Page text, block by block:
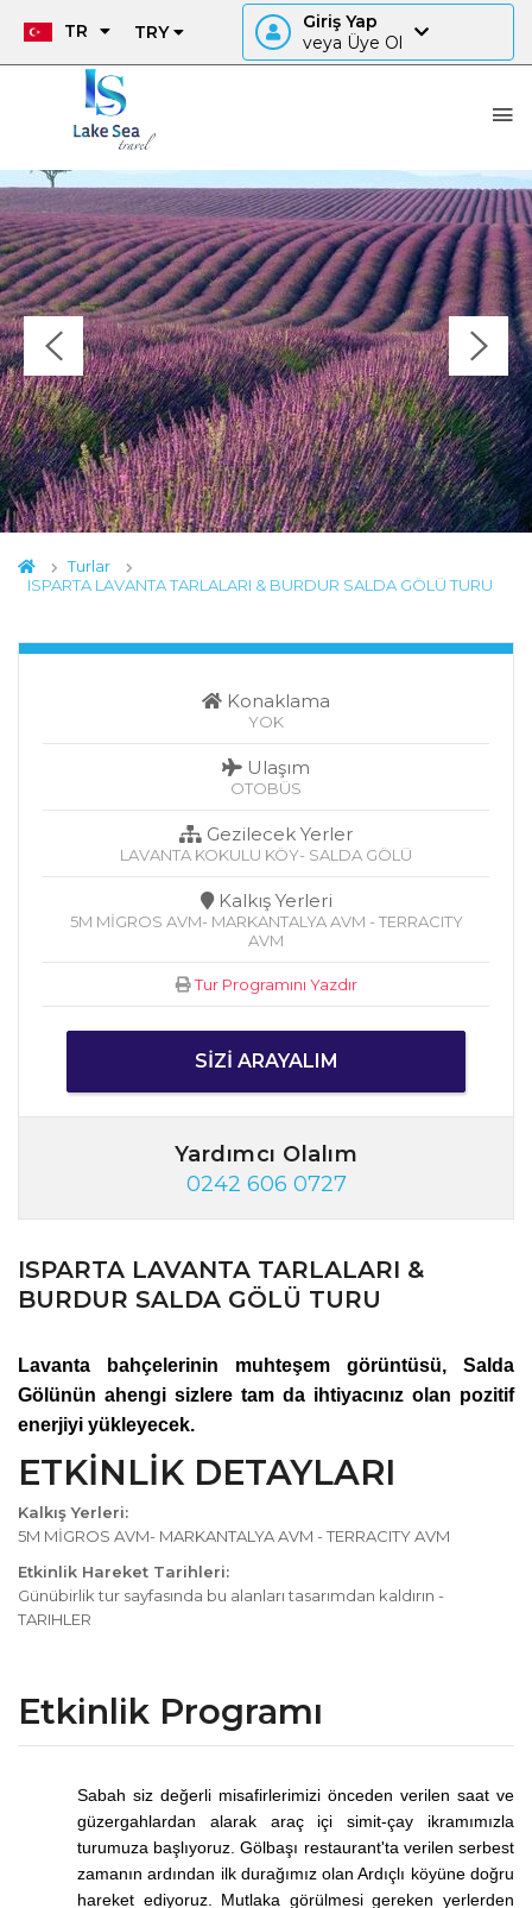
TR TRY
Giriş Yap
veya Üye Ol
Turlar
ISPARTA LAVANTA TARLALARI & BURDUR SALDA GÖLÜ TURU
Konaklama
YOK
Ulaşım
OTOBÜS
Gezilecek Yerler
LAVANTA KOKULU KÖY- SALDA GÖLÜ
Kalkış Yerleri
5M MİGROS AVM- MARKANTALYA AVM - TERRACITY
AVM
Tur Programını Yazdır
SIZI ARAYALIM
Yardımcı Olalım
0242 606 0727
ISPARTA LAVANTA TARLALARI &
BURDUR SALDA GÖLÜ TURU
Lavanta bahçelerinin muhteşem görüntüsü, Salda
Gölünün ahengi sizlere tam da ihtiyacınız olan pozitif
enerjiyi yükleyecek.
ETKİNLİK DETAYLARI
Kalkış Yerleri:
5M MİGROS AVM- MARKANTALYA AVM - TERRACITY AVM
Etkinlik Hareket Tarihleri:
Günübirlik tur sayfasında bu alanları tasarımdan kaldırın -
TARIHLER
Etkinlik Programı
Sabah siz değerli misafirlerimizi önceden verilen saat ve
güzergahlardan alarak araç içi simit-çay ikramımızla
turumuza başlıyoruz. Gölbaşı restaurant'ta verilen serbest
zamanın ardından ilk durağımız olan Ardıçlı köyüne doğru
hareket ediyoruz. Mutlaka görülmesi gereken yerlerden